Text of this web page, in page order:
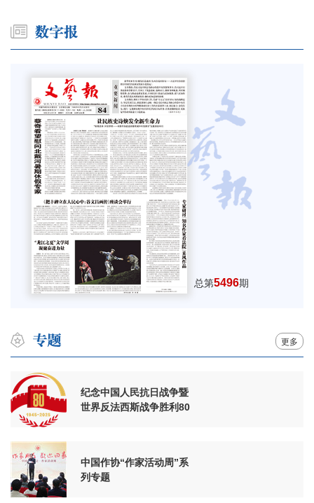
总第5496期
更多
纪念中国人民抗日战争暨
世界反法西斯战争胜利80
中国作协“作家活动周”系
列专题